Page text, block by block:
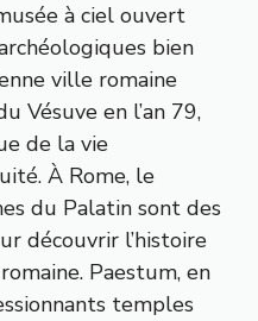
à ciel ouvert
bien
ville romaine
Vésuve en l’an 79,
de la vie
À Rome, le
du Palatin sont des
découvrir l’histoire
Paestum, en
temples